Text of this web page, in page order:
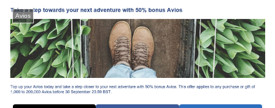
Avios